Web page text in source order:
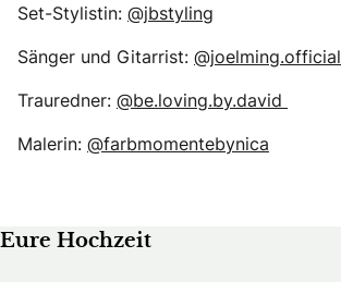
Set-Stylistin: @jbstyling
Sänger und Gitarrist: @joelming.official
Trauredner: @be.loving.by.david
Malerin: @farbmomentebynica
Eure Hochzeit